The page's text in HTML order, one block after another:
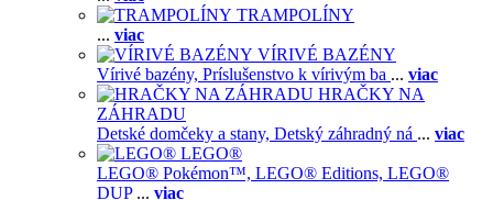
TRAMPOLÍNY
... viac
VÍRIVÉ BAZÉNY
Vírivé bazény, Príslušenstvo k vírivým ba ... viac
HRAČKY NA
ZÁHRADU
Detské domčeky a stany, Detský záhradný ná ... viac
LEGO®
LEGO® Pokémon™, LEGO® Editions, LEGO®
DUP ... viac